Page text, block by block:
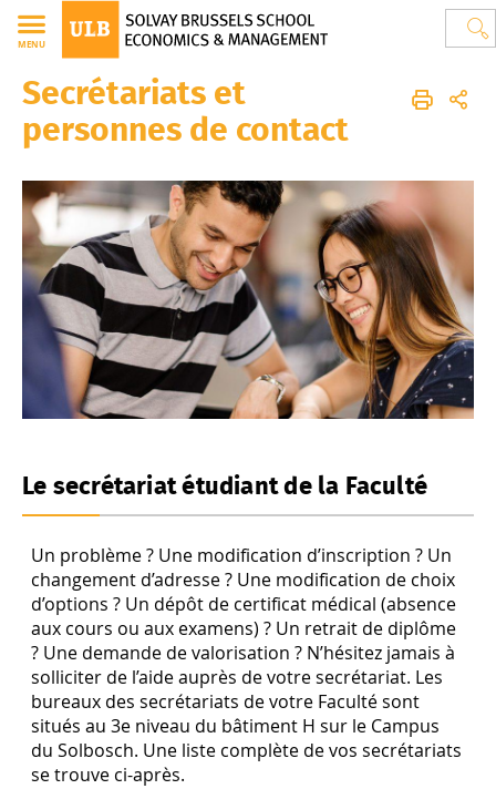
MENU
Guide de l'étudiant en Solvay Brussels School of Economics and M
À votre arrivée
Secrétariats et
personnes de contact
Le secrétariat étudiant de la Faculté
Un problème ? Une modification d’inscription ? Un
changement d’adresse ? Une modification de choix
d’options ? Un dépôt de certificat médical (absence
aux cours ou aux examens) ? Un retrait de diplôme
? Une demande de valorisation ? N’hésitez jamais à
solliciter de l’aide auprès de votre secrétariat. Les
bureaux des secrétariats de votre Faculté sont
situés au 3e niveau du bâtiment H sur le Campus
du Solbosch. Une liste complète de vos secrétariats
se trouve ci-après.